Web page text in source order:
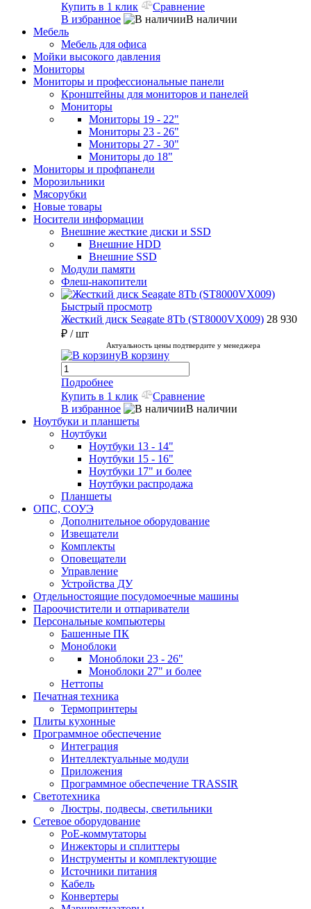
Купить в 1 клик
Сравнение
В избранное
В наличии
Мебель
Мебель для офиса
Мойки высокого давления
Мониторы
Мониторы и профессиональные панели
Кронштейны для мониторов и панелей
Мониторы
Мониторы 19 - 22"
Мониторы 23 - 26"
Мониторы 27 - 30"
Мониторы до 18"
Мониторы и профпанели
Морозильники
Мясорубки
Новые товары
Носители информации
Внешние жесткие диски и SSD
Внешние HDD
Внешние SSD
Модули памяти
Флеш-накопители
Быстрый просмотр
Жесткий диск Seagate 8Tb (ST8000VX009) 28 930
₽ / шт
Актуальность цены подтвердите у менеджера
В корзину
Подробнее
Купить в 1 клик
Сравнение
В избранное
В наличии
Ноутбуки и планшеты
Ноутбуки
Ноутбуки 13 - 14"
Ноутбуки 15 - 16"
Ноутбуки 17" и более
Ноутбуки распродажа
Планшеты
ОПС, СОУЭ
Дополнительное оборудование
Извещатели
Комплекты
Оповещатели
Управление
Устройства ДУ
Отдельностоящие посудомоечные машины
Пароочистители и отпариватели
Персональные компьютеры
Башенные ПК
Моноблоки
Моноблоки 23 - 26"
Моноблоки 27" и более
Неттопы
Печатная техника
Термопринтеры
Плиты кухонные
Программное обеспечение
Интеграция
Интеллектуальные модули
Приложения
Программное обеспечение TRASSIR
Светотехника
Люстры, подвесы, светильники
Сетевое оборудование
PoE-коммутаторы
Инжекторы и сплиттеры
Инструменты и комплектующие
Источники питания
Кабель
Конвертеры